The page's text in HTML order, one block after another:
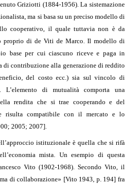
Griziotti (1884-1956). La sistemazione
ma si basa su un preciso modello di
cooperativo, il quale tuttavia non è da
proprio di de Viti de Marco. Il modello di
base per cui ciascuno riceve e paga in
di contribuzione alla generazione di reddito
del costo ecc.) sia sul vincolo di
di mutualità comporta una
rendita che si trae cooperando e del
risulta compatibile con il mercato e lo
2005; 2007].
istituzionale è quella che si rifà
mista. Un esempio di questa
Vito (1902-1968). Secondo Vito, il
di collaborazione» [Vito 1943, p. 194] fra